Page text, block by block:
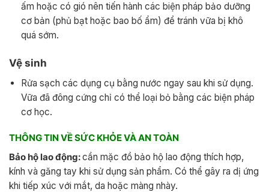
ấm hoặc có gió nên tiến hành các biện pháp bảo dưỡng
cơ bản (phủ bạt hoặc bao bố ẩm) để tránh vữa bị khô
quá sớm.
Vệ sinh
Rửa sạch các dụng cụ bằng nước ngay sau khi sử dụng.
Vữa đã đông cứng chỉ có thể loại bỏ bằng các biện pháp
cơ học.
THÔNG TIN VỀ SỨC KHỎE VÀ AN TOÀN
Bảo hộ lao động:cần mặc đồ bảo hộ lao động thích hợp,
kính và găng tay khi sử dụng sản phẩm. Có thể gây ra dị ứng
khi tiếp xúc với mắt, da hoặc màng nhày.